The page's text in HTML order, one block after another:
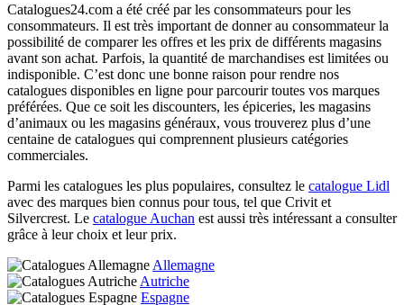
Catalogues24.com a été créé par les consommateurs pour les
consommateurs. Il est très important de donner au consommateur la
possibilité de comparer les offres et les prix de différents magasins
avant son achat. Parfois, la quantité de marchandises est limitées ou
indisponible. C’est donc une bonne raison pour rendre nos
catalogues disponibles en ligne pour parcourir toutes vos marques
préférées. Que ce soit les discounters, les épiceries, les magasins
d’animaux ou les magasins généraux, vous trouverez plus d’une
centaine de catalogues qui comprennent plusieurs catégories
commerciales.
Parmi les catalogues les plus populaires, consultez le catalogue Lidl
avec des marques bien connus pour tous, tel que Crivit et
Silvercrest. Le catalogue Auchan est aussi très intéressant a consulter
grâce à leur choix et leur prix.
Allemagne
Autriche
Espagne